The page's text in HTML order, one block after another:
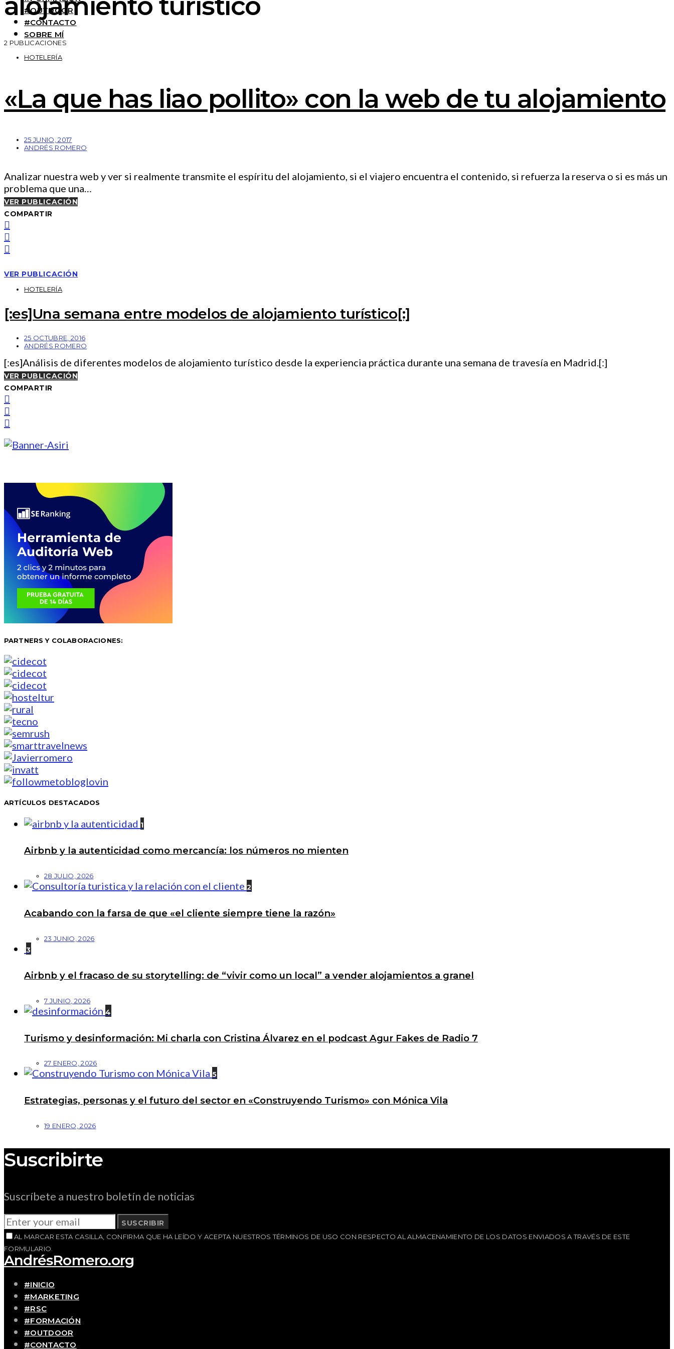
#OUTDOOR
#CONTACTO
SOBRE MÍ
2 PUBLICACIONES
HOTELERÍA
«La que has liao pollito» con la web de tu alojamiento
25 JUNIO, 2017
ANDRÉS ROMERO
Analizar nuestra web y ver si realmente transmite el espíritu del alojamiento, si el viajero encuentra el contenido, si refuerza la reserva o si es más un
problema que una…
VER PUBLICACIÓN
COMPARTIR
VER PUBLICACIÓN
HOTELERÍA
[:es]Una semana entre modelos de alojamiento turístico[:]
25 OCTUBRE, 2016
ANDRÉS ROMERO
[:es]Análisis de diferentes modelos de alojamiento turístico desde la experiencia práctica durante una semana de travesía en Madrid.[:]
VER PUBLICACIÓN
COMPARTIR
PARTNERS Y COLABORACIONES:
ARTÍCULOS DESTACADOS
1
Airbnb y la autenticidad como mercancía: los números no mienten
28 JULIO, 2026
2
Acabando con la farsa de que «el cliente siempre tiene la razón»
23 JUNIO, 2026
3
Airbnb y el fracaso de su storytelling: de “vivir como un local” a vender alojamientos a granel
7 JUNIO, 2026
4
Turismo y desinformación: Mi charla con Cristina Álvarez en el podcast Agur Fakes de Radio 7
27 ENERO, 2026
5
Estrategias, personas y el futuro del sector en «Construyendo Turismo» con Mónica Vila
19 ENERO, 2026
Suscribirte
Suscríbete a nuestro boletín de noticias
SUSCRIBIR
AL MARCAR ESTA CASILLA, CONFIRMA QUE HA LEÍDO Y ACEPTA NUESTROS TÉRMINOS DE USO CON RESPECTO AL ALMACENAMIENTO DE LOS DATOS ENVIADOS A TRAVÉS DE ESTE
FORMULARIO.
AndrésRomero.org
#INICIO
#MARKETING
#RSC
#FORMACIÓN
#OUTDOOR
#CONTACTO